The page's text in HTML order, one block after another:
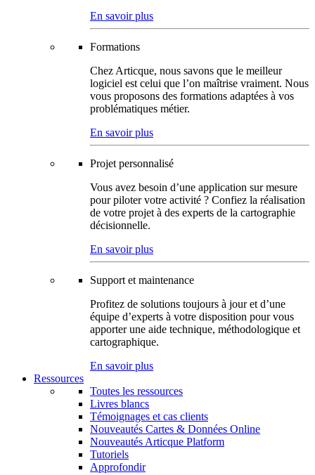
En savoir plus
Formations
Chez Articque, nous savons que le meilleur
logiciel est celui que l’on maîtrise vraiment. Nous
vous proposons des formations adaptées à vos
problématiques métier.
En savoir plus
Projet personnalisé
Vous avez besoin d’une application sur mesure
pour piloter votre activité ? Confiez la réalisation
de votre projet à des experts de la cartographie
décisionnelle.
En savoir plus
Support et maintenance
Profitez de solutions toujours à jour et d’une
équipe d’experts à votre disposition pour vous
apporter une aide technique, méthodologique et
cartographique.
En savoir plus
Ressources
Toutes les ressources
Livres blancs
Témoignages et cas clients
Nouveautés Cartes & Données Online
Nouveautés Articque Platform
Tutoriels
Approfondir